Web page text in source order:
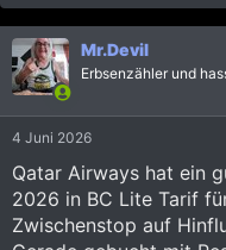
a
k
t
i
o
n
Mr.Devil
Erbsenzähler und
4 Juni 2026
Qatar Airways hat ein
2026 in BC Lite Tarif
Zwischenstop auf